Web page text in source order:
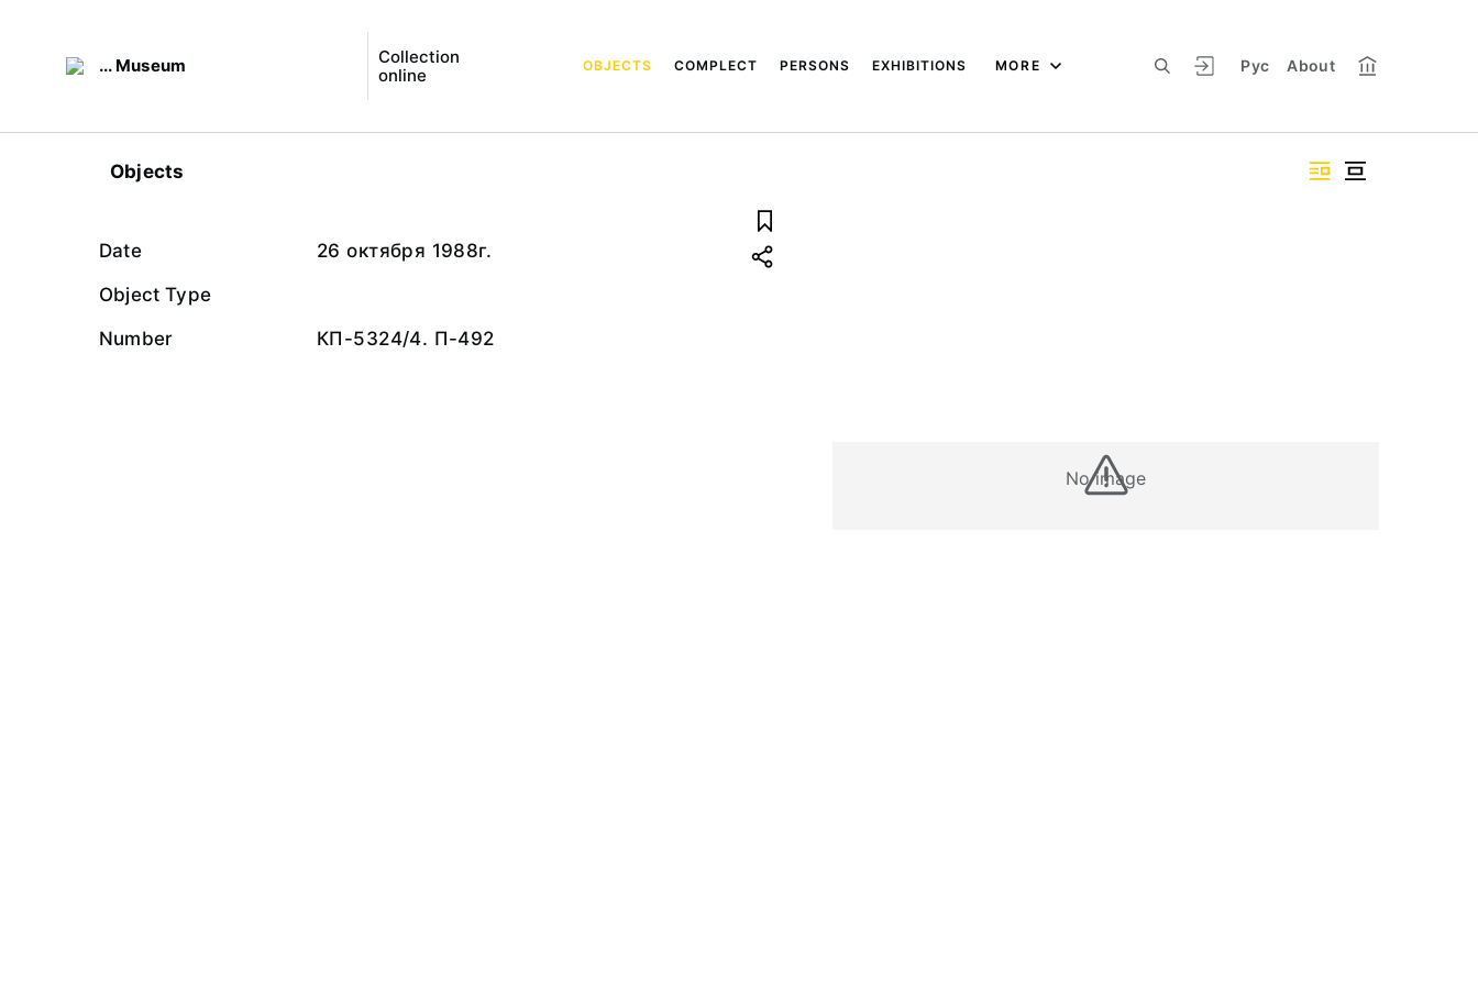
... Museum
Collection
online
Рус About
OBJECTS COMPLECT PERSONS EXHIBITIONS MORE
Objects
No image
Date
26 октября 1988г.
Object Type
Number
КП-5324/4. П-492